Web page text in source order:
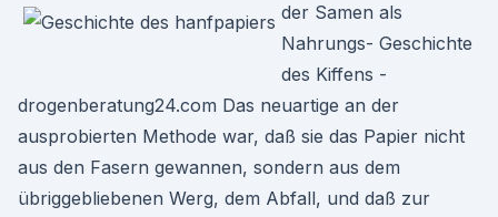
der Samen als
Nahrungs- Geschichte
des Kiffens -
drogenberatung24.com Das neuartige an der
ausprobierten Methode war, daß sie das Papier nicht
aus den Fasern gewannen, sondern aus dem
übriggebliebenen Werg, dem Abfall, und daß zur